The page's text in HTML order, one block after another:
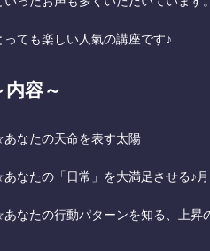
っても楽しい人氣の講座です♪
内容～
なたの天命を表す太陽
なたの「日常」を大満足させる♪月
なたの行動パターンを知る、上昇